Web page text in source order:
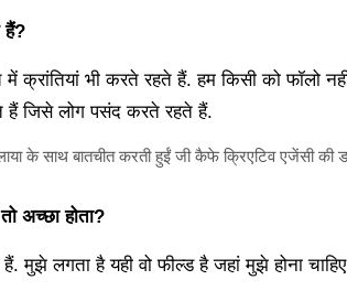
हैं?
क्रांतियां भी करते रहते हैं. हम किसी को फॉलो
हैं जिसे लोग पसंद करते रहते हैं.
अच्छा होता?
मुझे लगता है यही वो फील्ड है जहां मुझे होना